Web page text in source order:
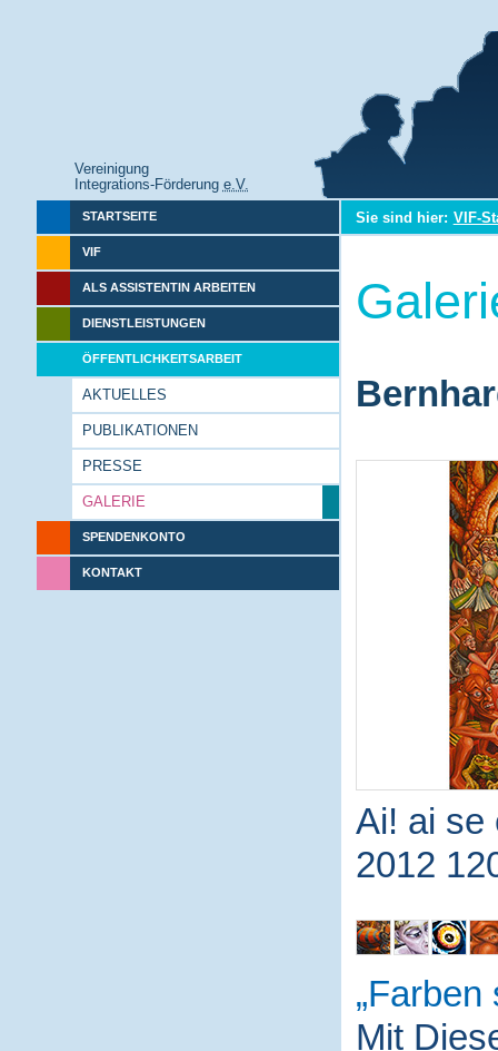
Vereinigung
Integrations-Förderung e.V.
STARTSEITE
VIF
ALS ASSISTENTIN ARBEITEN
DIENSTLEISTUNGEN
ÖFFENTLICHKEITSARBEIT
AKTUELLES
PUBLIKATIONEN
PRESSE
GALERIE
SPENDENKONTO
KONTAKT
Sie sind hier: VIF-
Ai! ai se
2012
Farben
Mit